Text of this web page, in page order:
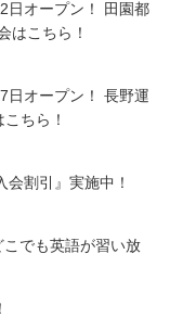
日オープン！ 田園都
はこちら！
オープン！ 長野運
ちら！
割引』実施中！
でも英語が習い放